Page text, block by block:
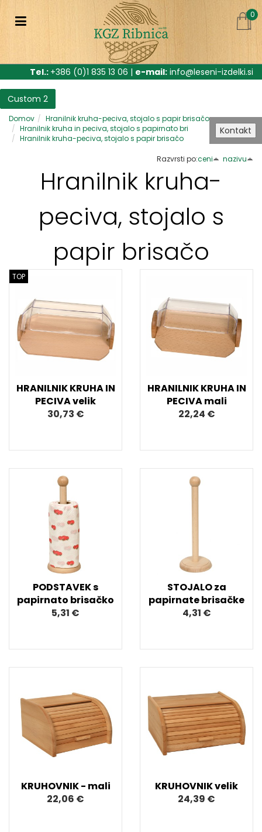
Kontakt
0
Tel.: +386 (0)1 835 13 06 | e-mail: info@leseni-izdelki.si
Custom 2
Domov
Hranilnik kruha-peciva, stojalo s papir brisačo
Hranilnik kruha in peciva, stojalo s papirnato bri
Hranilnik kruha-peciva, stojalo s papir brisačo
Razvrsti po:ceni nazivu
Hranilnik kruha-
peciva, stojalo s
papir brisačo
TOP
HRANILNIK KRUHA IN
PECIVA velik
30,73 €
HRANILNIK KRUHA IN
PECIVA mali
22,24 €
PODSTAVEK s
papirnato brisačko
5,31 €
STOJALO za
papirnate brisačke
4,31 €
KRUHOVNIK - mali
22,06 €
KRUHOVNIK velik
24,39 €